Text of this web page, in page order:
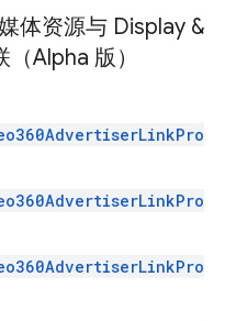
体资源与 Display &
Alpha 版）